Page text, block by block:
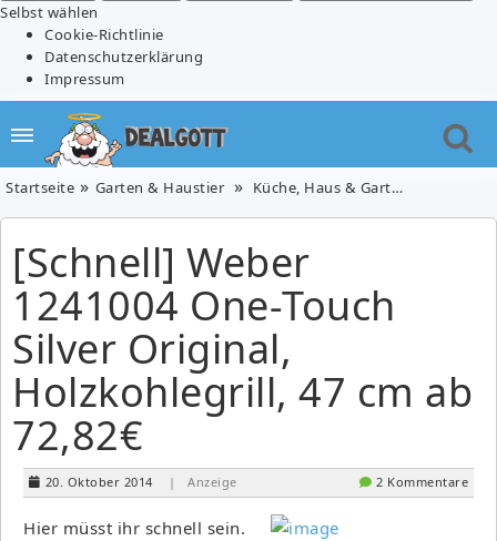
Selbst wählen
Cookie-Richtlinie
Datenschutzerklärung
Impressum
Startseite Garten & Haustier Küche, Haus & Garten
[Schnell] Weber
1241004 One-Touch
Silver Original,
Holzkohlegrill, 47 cm ab
72,82€
20. Oktober 2014 | Anzeige 2 Kommentare
Hier müsst ihr schnell sein.